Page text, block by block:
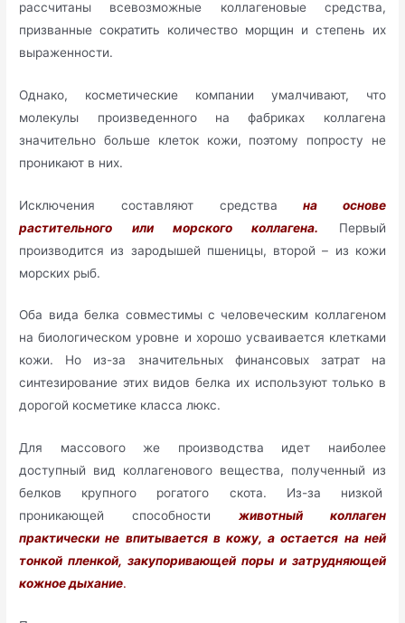
рассчитаны всевозможные коллагеновые средства,
призванные сократить количество морщин и степень их
выраженности.
Однако, косметические компании умалчивают, что
молекулы произведенного на фабриках коллагена
значительно больше клеток кожи, поэтому попросту не
проникают в них.
Исключения составляют средствана основе
растительного или морского коллагена. Первый
производится из зародышей пшеницы, второй – из кожи
морских рыб.
Оба вида белка совместимы с человеческим коллагеном
на биологическом уровне и хорошо усваивается клетками
кожи. Но из-за значительных финансовых затрат на
синтезирование этих видов белка их используют только в
дорогой косметике класса люкс.
Для массового же производства идет наиболее
доступный вид коллагенового вещества, полученный из
белков крупного рогатого скота. Из-за низкой
проникающей способности животный коллаген
практически не впитывается в кожу, а остается на ней
тонкой пленкой, закупоривающей поры и затрудняющей
кожное дыхание.